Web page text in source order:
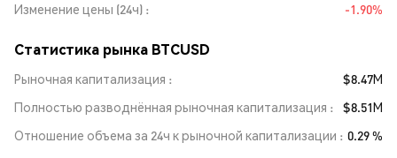
Изменение цены (24ч)
-1.90%
Статистика рынка BTCUSD
Рыночная капитализация
$8.47M
Полностью разводнённая рыночная капитализация
$8.51M
Отношение объема за 24ч к рыночной капитализации
0.29 %